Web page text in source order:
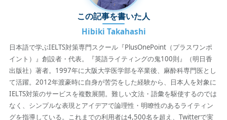
この記事を書いた人
Hibiki Takahashi
日本語で学ぶIELTS対策専門スクール『PlusOnePoint（プラスワンポ
イント）』創設者・代表。『英語ライティングの鬼100則』（明日香
出版社）著者。1997年に大阪大学医学部を卒業後、麻酔科専門医とし
て活躍。2012年渡豪時に自身が苦労をした経験から、日本人を対象に
IELTS対策のサービスを複数展開。難しい文法・語彙を駆使するのでは
なく、シンプルな表現とアイデアで論理性・明瞭性のあるライティン
グを指導している。これまでの利用者は4,500名を超え、Twitterで実